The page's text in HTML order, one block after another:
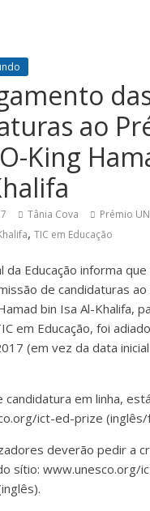
ao
King
Tânia Cova
Prémio
, TIC em Educação
da Educação informa
de candidaturas
bin Isa Al-Khalifa,
em Educação, foi
(em vez da data
candidatura em linha,
ict-ed-prize (inglês/
deverão pedir a
sítio: www.unesco.org/